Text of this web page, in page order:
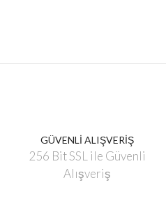
GÜVENLİ ALIŞVERİŞ
256 Bit SSL ile Güvenli
Alışveriş